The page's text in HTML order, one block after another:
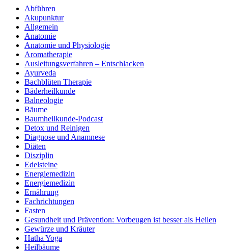
Abführen
Akupunktur
Allgemein
Anatomie
Anatomie und Physiologie
Aromatherapie
Ausleitungsverfahren – Entschlacken
Ayurveda
Bachblüten Therapie
Bäderheilkunde
Balneologie
Bäume
Baumheilkunde-Podcast
Detox und Reinigen
Diagnose und Anamnese
Diäten
Disziplin
Edelsteine
Energiemedizin
Energiemedizin
Ernährung
Fachrichtungen
Fasten
Gesundheit und Prävention: Vorbeugen ist besser als Heilen
Gewürze und Kräuter
Hatha Yoga
Heilbäume